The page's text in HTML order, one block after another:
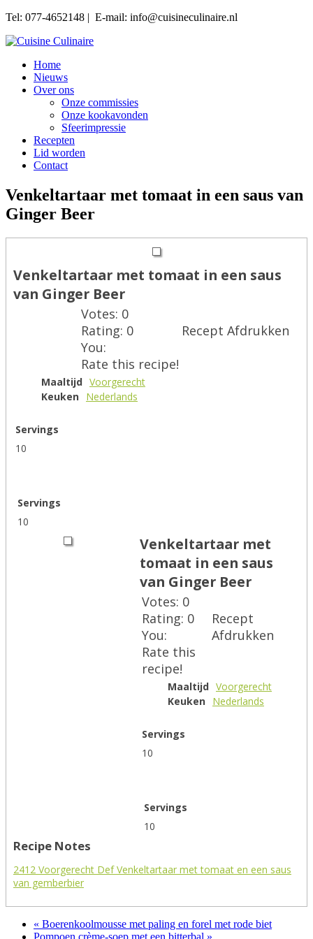
Tel: 077-4652148 | E-mail: info@cuisineculinaire.nl
Home
Nieuws
Over ons
Onze commissies
Onze kookavonden
Sfeerimpressie
Recepten
Lid worden
Contact
Venkeltartaar met tomaat in een saus van
Ginger Beer
Venkeltartaar met tomaat in een saus
van Ginger Beer
Votes: 0
Rating: 0
You:
Rate this recipe!
Recept Afdrukken
Maaltijd Voorgerecht
Keuken Nederlands
Servings
10
Servings
10
Venkeltartaar met
tomaat in een saus
van Ginger Beer
Votes: 0
Rating: 0
You:
Rate this
recipe!
Recept
Afdrukken
Maaltijd Voorgerecht
Keuken Nederlands
Servings
10
Servings
10
Recipe Notes
2412 Voorgerecht Def Venkeltartaar met tomaat en een saus
van gemberbier
« Boerenkoolmousse met paling en forel met rode biet
Pompoen crème-soep met een bitterbal »